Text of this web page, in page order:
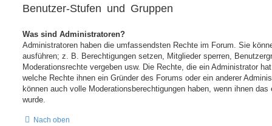
Benutzer-Stufen und Gruppen
Was sind Administratoren?
Administratoren haben die umfassendsten Rechte im Forum. Sie
ausführen; z. B. Berechtigungen setzen, Mitglieder sperren,
Moderationsrechte vergeben usw. Die Rechte, die ein Administrator
welche Rechte ihnen ein Gründer des Forums oder ein anderer
können auch volle Moderationsberechtigungen haben, wenn ihnen
wurde.
Nach oben